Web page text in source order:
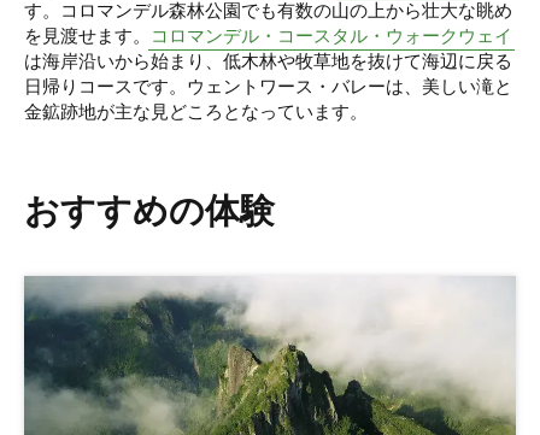
す。コロマンデル森林公園でも有数の山の上から壮大な眺め
を見渡せます。
コロマンデル・コースタル・ウォークウェイ
は海岸沿いから始まり、低木林や牧草地を抜けて海辺に戻る
日帰りコースです。ウェントワース・バレーは、美しい滝と
金鉱跡地が主な見どころとなっています。
おすすめの体験